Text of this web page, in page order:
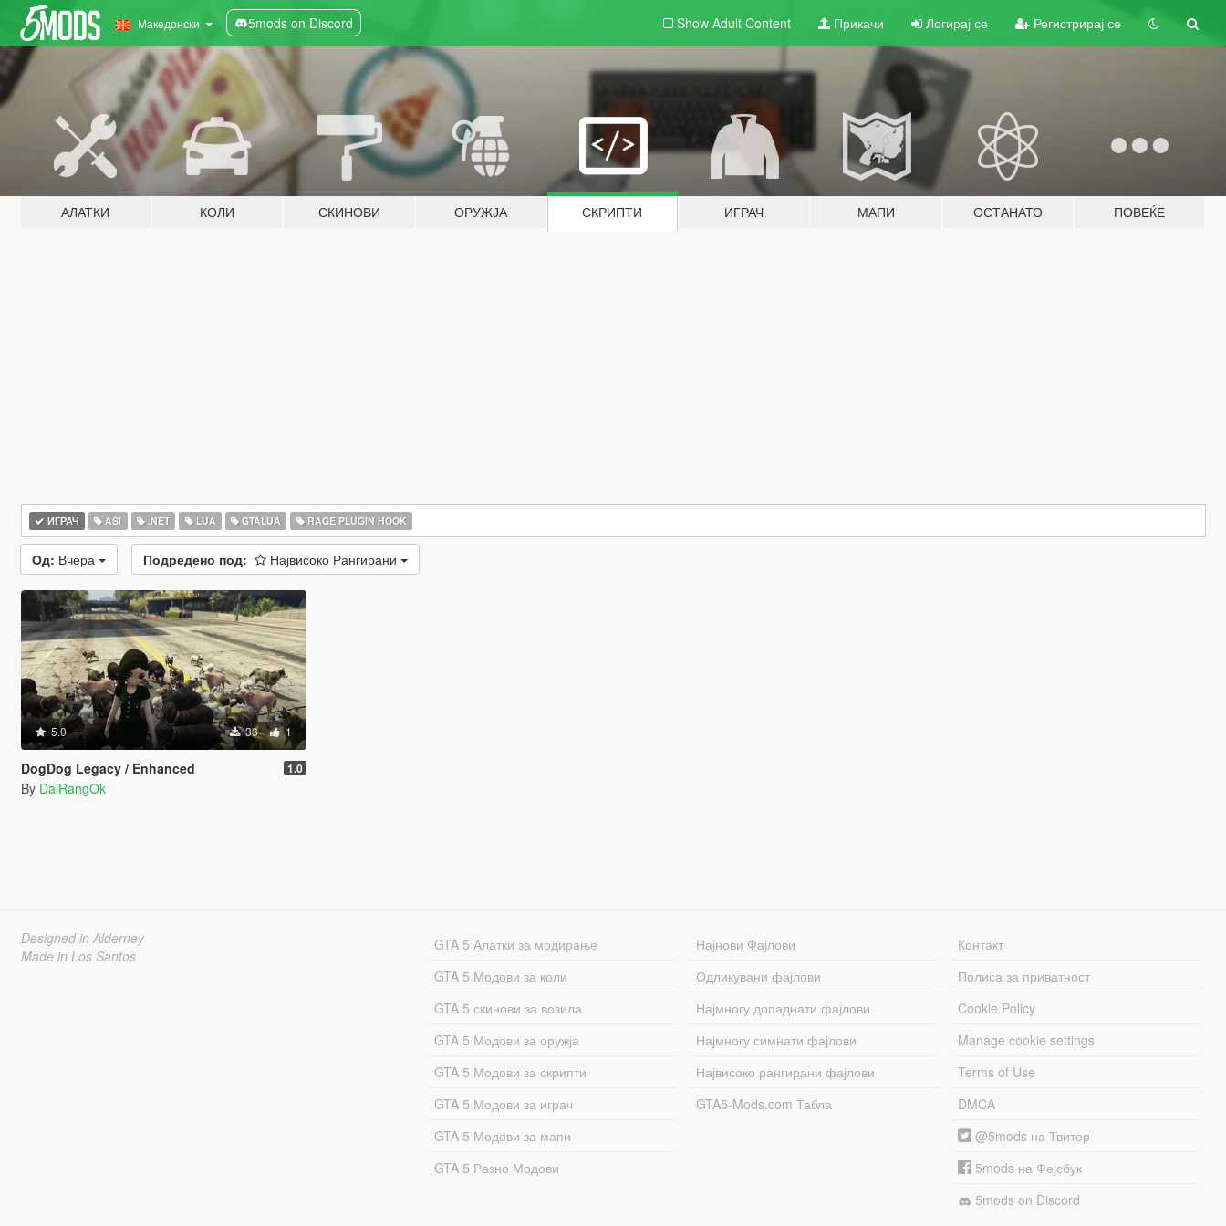
Македонски 5mods on Discord Show Adult Content Прикачи Логирај се Регистрирај се
АЛАТКИ КОЛИ СКИНОВИ ОРУЖЈА СКРИПТИ ИГРАЧ МАПИ ОСТАНАТО ПОВЕЌЕ
ИГРАЧ ASI .NET LUA GTALUA RAGE PLUGIN HOOK
Од: Вчера Подредено под: Највисоко Рангирани
5.0 33 1
DogDog Legacy / Enhanced 1.0
By DaiRangOk
Designed in Alderney
Made in Los Santos
GTA 5 Алатки за модирање
GTA 5 Модови за коли
GTA 5 скинови за возила
GTA 5 Модови за оружја
GTA 5 Модови за скрипти
GTA 5 Модови за играч
GTA 5 Модови за мапи
GTA 5 Разно Модови
Најнови Фајлови
Одликувани фајлови
Најмногу допаднати фајлови
Најмногу симнати фајлови
Највисоко рангирани фајлови
GTA5-Mods.com Табла
Контакт
Полиса за приватност
Cookie Policy
Manage cookie settings
Terms of Use
DMCA
@5mods на Твитер
5mods на Фејсбук
5mods on Discord